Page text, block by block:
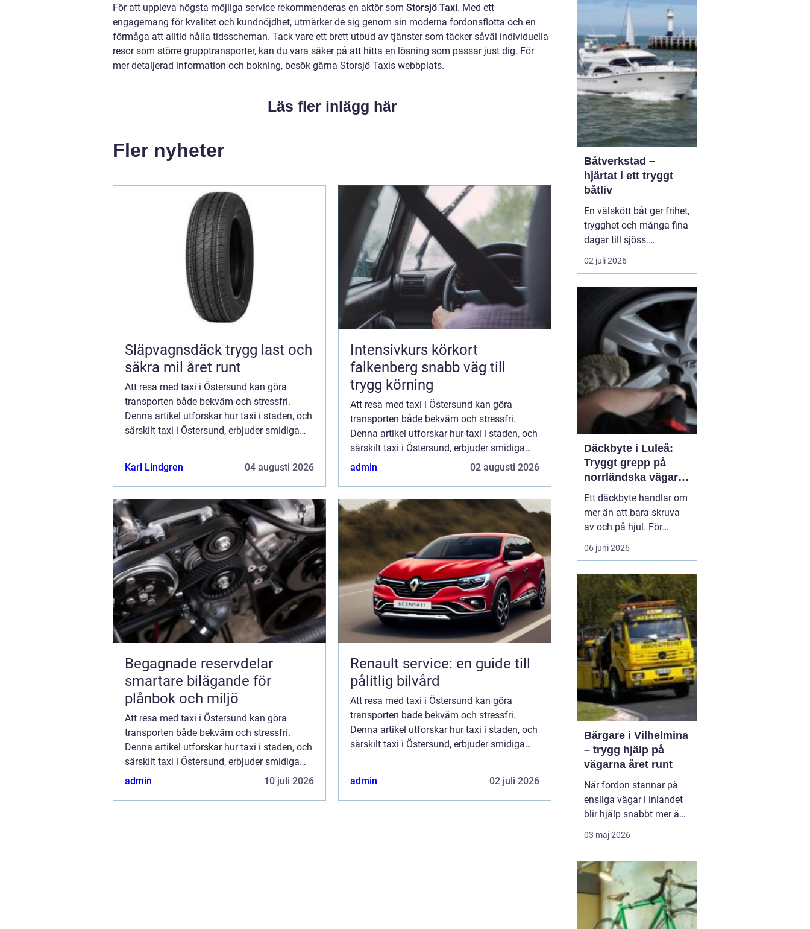
För att uppleva högsta möjliga service rekommenderas en aktör som Storsjö Taxi. Med ett
engagemang för kvalitet och kundnöjdhet, utmärker de sig genom sin moderna fordonsflotta och en
förmåga att alltid hålla tidsscheman. Tack vare ett brett utbud av tjänster som täcker såväl individuella
resor som större grupptransporter, kan du vara säker på att hitta en lösning som passar just dig. För
mer detaljerad information och bokning, besök gärna Storsjö Taxis webbplats.
Läs fler inlägg här
Fler nyheter
Släpvagnsdäck trygg last och
säkra mil året runt
Att resa med taxi i Östersund kan göra
transporten både bekväm och stressfri.
Denna artikel utforskar hur taxi i staden, och
särskilt taxi i Östersund, erbjuder smidiga
Karl Lindgren
04 augusti 2026
Intensivkurs körkort
falkenberg snabb väg till
trygg körning
Att resa med taxi i Östersund kan göra
transporten både bekväm och stressfri.
Denna artikel utforskar hur taxi i staden, och
särskilt taxi i Östersund, erbjuder smidiga
och tillförlitliga lösningar för b&...
admin 02 augusti 2026
Begagnade reservdelar
smartare bilägande för
plånbok och miljö
Att resa med taxi i Östersund kan göra
transporten både bekväm och stressfri.
Denna artikel utforskar hur taxi i staden, och
särskilt taxi i Östersund, erbjuder smidiga
och tillförlitliga lösningar för b&...
admin 10 juli 2026
Renault service: en guide till
pålitlig bilvård
Att resa med taxi i Östersund kan göra
transporten både bekväm och stressfri.
Denna artikel utforskar hur taxi i staden, och
särskilt taxi i Östersund, erbjuder smidiga
admin
02 juli 2026
bilen i toppskick är
därför avgörande för att
både förlänga dess
livslängd och behålla ett
högt andrahand...
Båtverkstad –
hjärtat i ett tryggt
båtliv
En välskött båt ger frihet,
trygghet och många fina
dagar till sjöss.
Samtidigt kräver ett
säkert båtliv mer än bara
snabb avspolning efter
säsongen. För mån...
02 juli 2026
Däckbyte i Luleå:
Tryggt grepp på
norrländska vägar
året runt
Ett däckbyte handlar om
mer än att bara skruva
av och på hjul. För
bilägare i Luleå är rätt
däck, monterade på rätt
en avgörande
säkerhetsfr&ari...
06 juni 2026
Bärgare i Vilhelmina
– trygg hjälp på
vägarna året runt
När fordon stannar på
ensliga vägar i inlandet
blir hjälp snabbt mer än
bara bekvämlighet det
handlar om trygghet. I
spelar bärgning och
vägassistans en central
roll för både b...
03 maj 2026